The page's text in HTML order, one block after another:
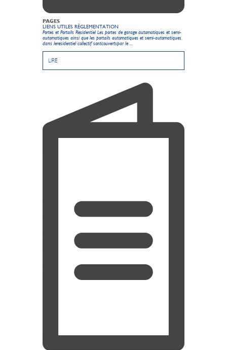
PAGES
LIENS UTILES RÉGLEMENTATION
Portes et Portails Residentiel Les portes de garage automatiques et semi-
automatiques ainsi que les portails automatiques et semi-automatiques
dans leresidentiel collectif sontcouvertspar le ...
LIRE